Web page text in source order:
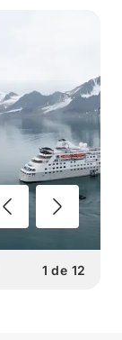
1 de 12